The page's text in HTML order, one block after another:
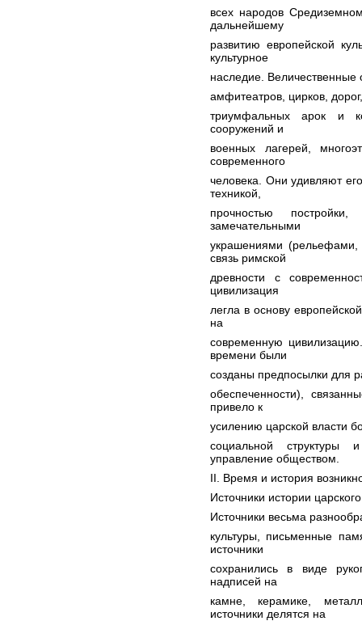
всех народов
дальнейшему
развитию европейской
культурное
наследие. Величественные
амфитеатров, цирков,
триумфальных арок и
сооружений и
военных лагерей,
современного
человека. Они удивляют
техникой,
прочностью
замечательными
украшениями
связь римской
древности с
цивилизация
легла в основу
на
современную
времени были
созданы предпосылки для
обеспеченности),
привело к
усилению царской власти
социальной
управление обществом.
II. Время и история
Источники истории
Источники весьма
культуры, письменные
источники
сохранились в виде
надписей на
камне, керамике,
источники делятся на